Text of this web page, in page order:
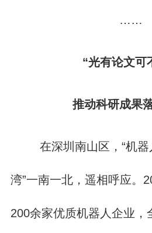
……
“光有论文可
推动科研成果
在深圳南山区，“机器
湾”一南一北，遥相呼应。
200余家优质机器人企业，